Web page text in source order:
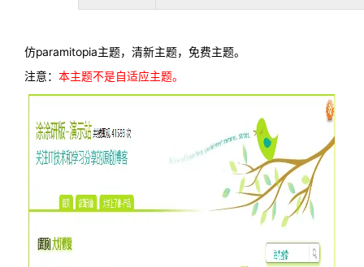
仿paramitopia主题，清新主题，免费主题。
注意： 本主题不是自适应主题。